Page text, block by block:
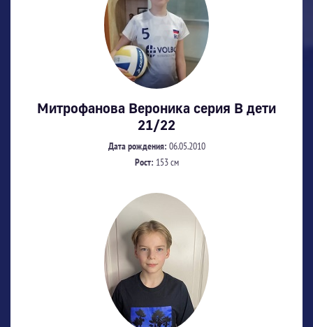
Митрофанова Вероника серия В дети
21/22
Дата рождения: 06.05.2010
Рост: 153 см